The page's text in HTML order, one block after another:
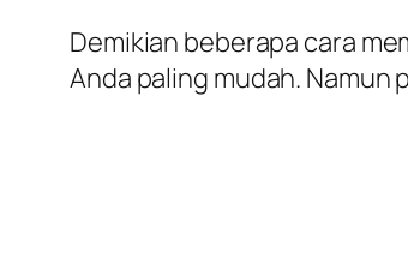
Demikian beberapa cara
Anda paling mudah.